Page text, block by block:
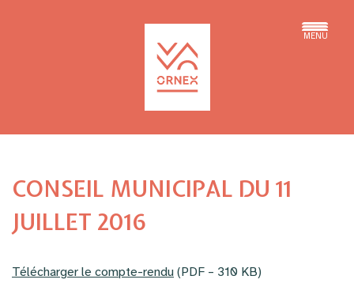
MENU
CONSEIL MUNICIPAL DU 11
JUILLET 2016
Télécharger le compte-rendu (PDF – 310 KB)